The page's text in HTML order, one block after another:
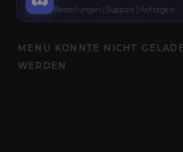
Bestellungen | Support | Anfragen
MENU KONNTE NICHT
WERDEN